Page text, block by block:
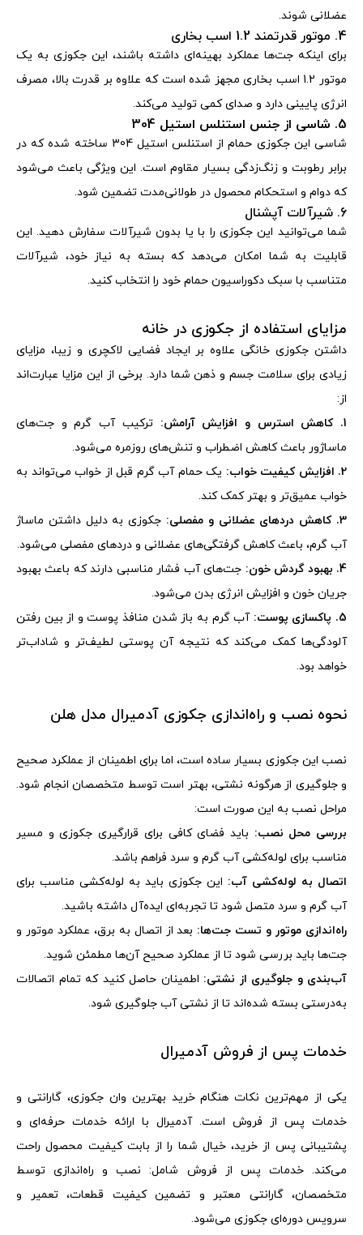
عضلانی شوند.
4. موتور قدرتمند 1.2 اسب بخاری
برای اینکه جت‌ها عملکرد بهینه‌ای داشته باشند، این جکوزی به یک
موتور 1.2 اسب بخاری مجهز شده است که علاوه بر قدرت بالا، مصرف
انرژی پایینی دارد و صدای کمی تولید می‌کند.
5. شاسی از جنس استنلس استیل 304
شاسی این جکوزی حمام از استنلس استیل 304 ساخته شده که در
برابر رطوبت و زنگ‌زدگی بسیار مقاوم است. این ویژگی باعث می‌شود
که دوام و استحکام محصول در طولانی‌مدت تضمین شود.
6. شیرآلات آپشنال
شما می‌توانید این جکوزی را با یا بدون شیرآلات سفارش دهید. این
قابلیت به شما امکان می‌دهد که بسته به نیاز خود، شیرآلات
متناسب با سبک دکوراسیون حمام خود را انتخاب کنید.
مزایای استفاده از جکوزی در خانه
داشتن جکوزی خانگی علاوه بر ایجاد فضایی لاکچری و زیبا، مزایای
زیادی برای سلامت جسم و ذهن شما دارد. برخی از این مزایا عبارت‌اند
از:
1. کاهش استرس و افزایش آرامش:
ترکیب آب گرم و جت‌های
ماساژور باعث کاهش اضطراب و تنش‌های روزمره می‌شود.
2. افزایش کیفیت خواب:
یک حمام آب گرم قبل از خواب می‌تواند به
خواب عمیق‌تر و بهتر کمک کند.
3. کاهش دردهای عضلانی و مفصلی:
جکوزی به دلیل داشتن ماساژ
آب گرم، باعث کاهش گرفتگی‌های عضلانی و دردهای مفصلی می‌شود.
4. بهبود گردش خون:
جت‌های آب فشار مناسبی دارند که باعث بهبود
جریان خون و افزایش انرژی بدن می‌شود.
5. پاکسازی پوست:
آب گرم به باز شدن منافذ پوست و از بین رفتن
آلودگی‌ها کمک می‌کند که نتیجه آن پوستی لطیف‌تر و شاداب‌تر
خواهد بود.
نحوه نصب و راه‌اندازی جکوزی آدمیرال مدل هلن
نصب این جکوزی بسیار ساده است، اما برای اطمینان از عملکرد صحیح
و جلوگیری از هرگونه نشتی، بهتر است توسط متخصصان انجام شود.
مراحل نصب به این صورت است:
بررسی محل نصب: باید فضای کافی برای قرارگیری جکوزی و مسیر
مناسب برای لوله‌کشی آب گرم و سرد فراهم باشد.
اتصال به لوله‌کشی آب: این جکوزی باید به لوله‌کشی مناسب برای
آب گرم و سرد متصل شود تا تجربه‌ای ایده‌آل داشته باشید.
راه‌اندازی موتور و تست جت‌ها: بعد از اتصال به برق، عملکرد موتور و
جت‌ها باید بررسی شود تا از عملکرد صحیح آن‌ها مطمئن شوید.
آب‌بندی و جلوگیری از نشتی: اطمینان حاصل کنید که تمام اتصالات
به‌درستی بسته شده‌اند تا از نشتی آب جلوگیری شود.
خدمات پس از فروش آدمیرال
یکی از مهم‌ترین نکات هنگام خرید بهترین وان جکوزی، گارانتی و
خدمات پس از فروش است. آدمیرال با ارائه خدمات حرفه‌ای و
پشتیبانی پس از خرید، خیال شما را از بابت کیفیت محصول راحت
می‌کند. خدمات پس از فروش شامل: نصب و راه‌اندازی توسط
متخصصان،گارانتی معتبر و تضمین کیفیت قطعات،تعمیر و
سرویس دوره‌ای جکوزی می‌شود.